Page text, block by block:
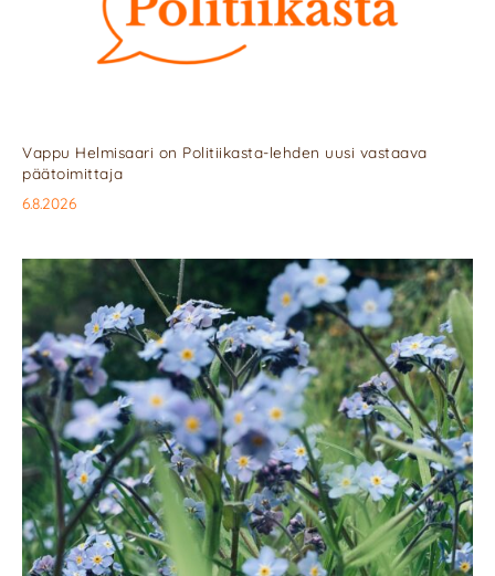
Vappu Helmisaari on Politiikasta-lehden uusi vastaava
päätoimittaja
6.8.2026